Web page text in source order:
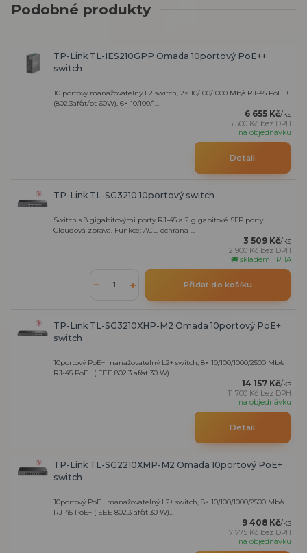
Podobné produkty
TP-Link TL-IES210GPP Omada 10portový PoE++
switch
10 portový manažovatelný L2 switch, 2× 10/100/1000 Mb/s RJ-45 PoE++
(802.3af/at/bt 60W), 6× 10/100/1...
6 655 Kč/ks
5 500 Kč bez DPH
na objednávku
Detail
TP-Link TL-SG3210 10portový switch
Switch s 8 gigabitovými porty RJ-45 a 2 gigabitové SFP porty.
Cloudová zpráva. Funkce: ACL, ochrana ...
3 509 Kč/ks
2 900 Kč bez DPH
🚚 skladem | PHA
Přidat do košíku
TP-Link TL-SG3210XHP-M2 Omada 10portový PoE+
switch
10portový PoE+ manažovatelný L2+ switch, 8× 10/100/1000/2500 Mb/s
RJ-45 PoE+ (IEEE 802.3 af/at 30 W)...
14 157 Kč/ks
11 700 Kč bez DPH
na objednávku
Detail
TP-Link TL-SG2210XMP-M2 Omada 10portový PoE+
switch
10portový PoE+ manažovatelný L2+ switch, 8× 10/100/1000/2500 Mb/s
RJ-45 PoE+ (IEEE 802.3 af/at 30 W)...
9 408 Kč/ks
7 775 Kč bez DPH
na objednávku